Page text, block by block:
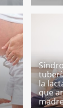
la
que